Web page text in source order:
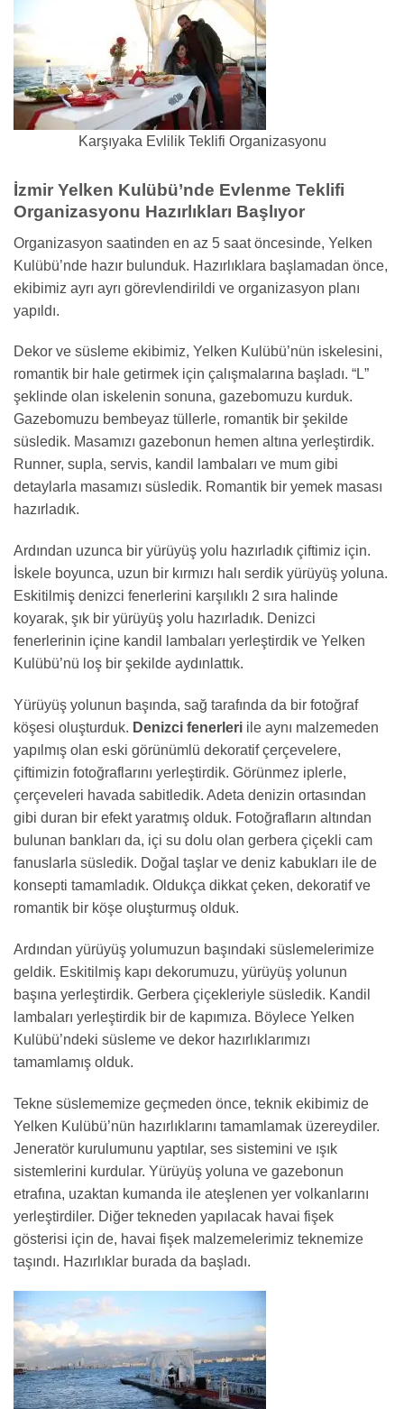
Karşıyaka Evlilik Teklifi Organizasyonu
İzmir Yelken Kulübü’nde Evlenme Teklifi
Organizasyonu Hazırlıkları Başlıyor
Organizasyon saatinden en az 5 saat öncesinde, Yelken
Kulübü’nde hazır bulunduk. Hazırlıklara başlamadan önce,
ekibimiz ayrı ayrı görevlendirildi ve organizasyon planı
yapıldı.
Dekor ve süsleme ekibimiz, Yelken Kulübü’nün iskelesini,
romantik bir hale getirmek için çalışmalarına başladı. “L”
şeklinde olan iskelenin sonuna, gazebomuzu kurduk.
Gazebomuzu bembeyaz tüllerle, romantik bir şekilde
süsledik. Masamızı gazebonun hemen altına yerleştirdik.
Runner, supla, servis, kandil lambaları ve mum gibi
detaylarla masamızı süsledik. Romantik bir yemek masası
hazırladık.
Ardından uzunca bir yürüyüş yolu hazırladık çiftimiz için.
İskele boyunca, uzun bir kırmızı halı serdik yürüyüş yoluna.
Eskitilmiş denizci fenerlerini karşılıklı 2 sıra halinde
koyarak, şık bir yürüyüş yolu hazırladık. Denizci
fenerlerinin içine kandil lambaları yerleştirdik ve Yelken
Kulübü’nü loş bir şekilde aydınlattık.
Yürüyüş yolunun başında, sağ tarafında da bir fotoğraf
köşesi oluşturduk. Denizci fenerleri ile aynı malzemeden
yapılmış olan eski görünümlü dekoratif çerçevelere,
çiftimizin fotoğraflarını yerleştirdik. Görünmez iplerle,
çerçeveleri havada sabitledik. Adeta denizin ortasından
gibi duran bir efekt yaratmış olduk. Fotoğrafların altından
bulunan bankları da, içi su dolu olan gerbera çiçekli cam
fanuslarla süsledik. Doğal taşlar ve deniz kabukları ile de
konsepti tamamladık. Oldukça dikkat çeken, dekoratif ve
romantik bir köşe oluşturmuş olduk.
Ardından yürüyüş yolumuzun başındaki süslemelerimize
geldik. Eskitilmiş kapı dekorumuzu, yürüyüş yolunun
başına yerleştirdik. Gerbera çiçekleriyle süsledik. Kandil
lambaları yerleştirdik bir de kapımıza. Böylece Yelken
Kulübü’ndeki süsleme ve dekor hazırlıklarımızı
tamamlamış olduk.
Tekne süslememize geçmeden önce, teknik ekibimiz de
Yelken Kulübü’nün hazırlıklarını tamamlamak üzereydiler.
Jeneratör kurulumunu yaptılar, ses sistemini ve ışık
sistemlerini kurdular. Yürüyüş yoluna ve gazebonun
etrafına, uzaktan kumanda ile ateşlenen yer volkanlarını
yerleştirdiler. Diğer tekneden yapılacak havai fişek
gösterisi için de, havai fişek malzemelerimiz teknemize
taşındı. Hazırlıklar burada da başladı.